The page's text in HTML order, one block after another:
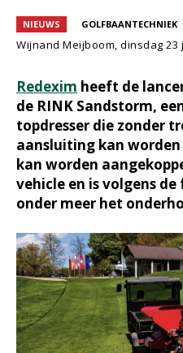
NIEUWS GOLFBAANTECHNIEK
Wijnand Meijboom, dinsdag 23
Redexim heeft de
de RINK Sandstorm,
topdresser die zonder
aansluiting kan
kan worden
vehicle en is volgens
onder meer het